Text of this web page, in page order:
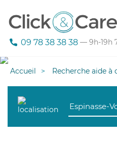
09 78 38 38 38 — 9h-19h
Accueil Recherche aide à